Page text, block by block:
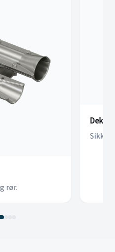
Dekk-
Sikker